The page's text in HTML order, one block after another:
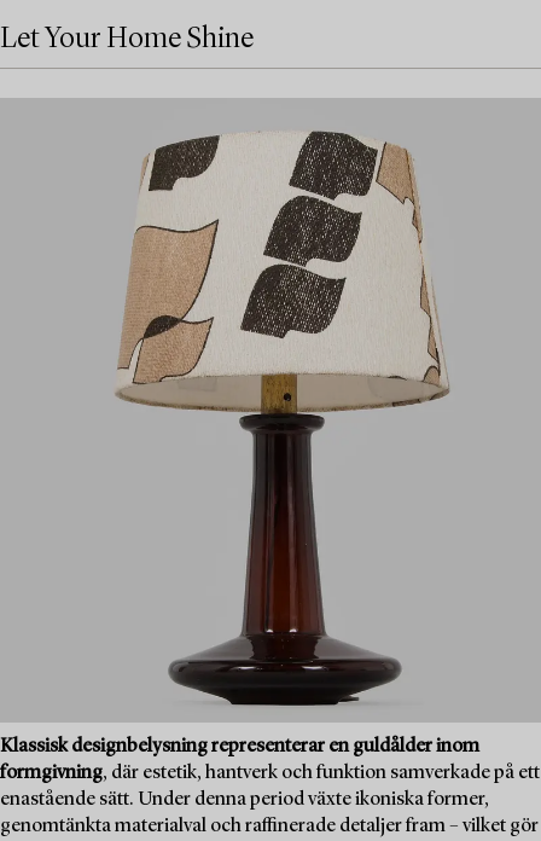
Let Your Home Shine
Klassisk designbelysning representerar en guldålder inom
formgivning, där estetik, hantverk och funktion samverkade på ett
enastående sätt. Under denna period växte ikoniska former,
genomtänkta materialval och raffinerade detaljer fram – vilket gör